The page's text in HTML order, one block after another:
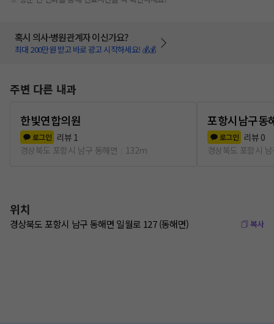
혹시 의사·병원관계자 이신가요?
최대 200만원 받고 바로 광고 시작하세요! 💰💰
주변 다른 내과
한빛연합의원
로그인 리뷰 1
경상북도 포항시 남구 동해면
132m
포항시남구동
로그인 리뷰 0
경상북도 포항시
위치
경상북도 포항시 남구 동해면 일월로 127 (동해면) 복사